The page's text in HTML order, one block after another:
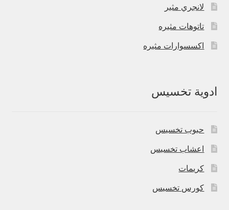
لانجري مثير
تاتوهات مثيره
اكسسوارات مثيره
ادوية تخسيس
حبوب تخسيس
اعشاب تخسيس
كريمات
كورس تخسيس